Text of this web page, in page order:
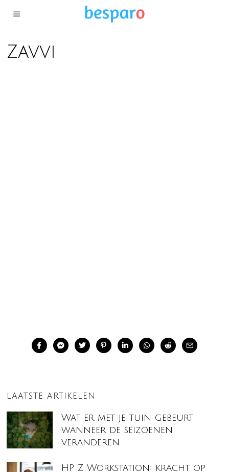
Zavvi
LAATSTE ARTIKELEN
Wat er met je tuin gebeurt
wanneer de seizoenen
veranderen
HP Z Workstation: kracht op